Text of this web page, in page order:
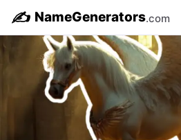
✍️ NameGenerators.com